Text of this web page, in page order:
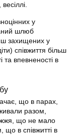
у
шлюб
захищених у
співжиття більш
та впевненості в
що в парах,
разом,
що не мало
що в співжитті в